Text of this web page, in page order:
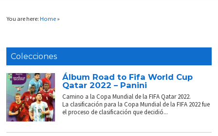
You are here:Home »
Colecciones
Álbum Road to Fifa World Cup
Qatar 2022 – Panini
Camino a la Copa Mundial de la FIFA Qatar 2022.
La clasificación para la Copa Mundial de la FIFA 2022 fue
el proceso de clasificación que decidió...